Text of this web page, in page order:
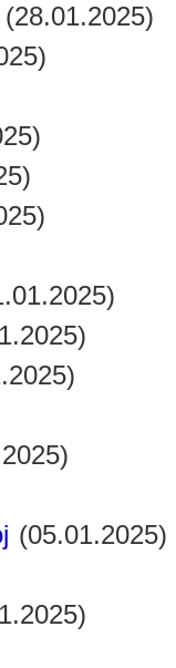
(28.01.2025)
(05.01.2025)